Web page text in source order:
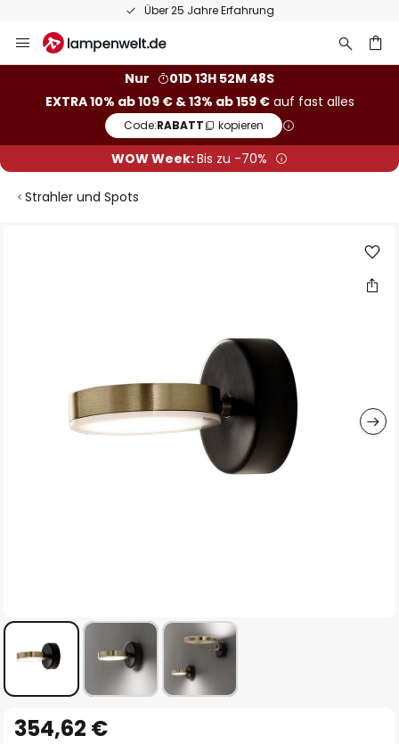
Über 25 Jahre Erfahrung
Inhalt
Nur
01D 13H 52M 48S
EXTRA 10% ab 109 € & 13% ab 159 €auf fast alles
Code:RABATT kopieren
WOW Week:Bis zu -70%
Strahler und Spots
Anfang
354,62 €